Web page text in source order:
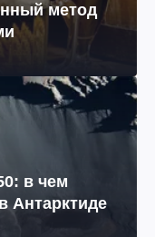
метод
в чем
Антарктиде